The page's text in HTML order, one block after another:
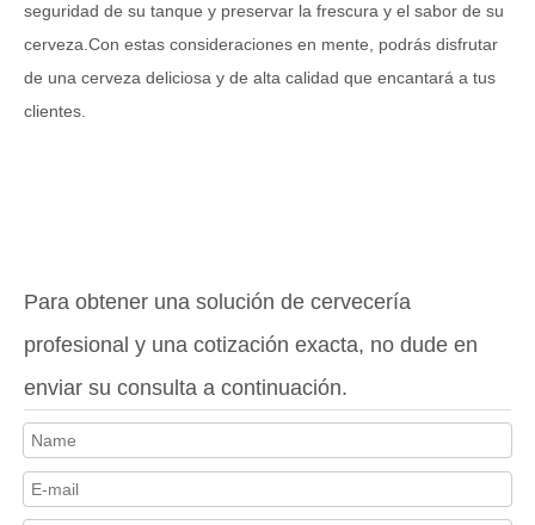
seguridad de su tanque y preservar la frescura y el sabor de su
cerveza.Con estas consideraciones en mente, podrás disfrutar
de una cerveza deliciosa y de alta calidad que encantará a tus
clientes.
Para obtener una solución de cervecería
profesional y una cotización exacta, no dude en
enviar su consulta a continuación.